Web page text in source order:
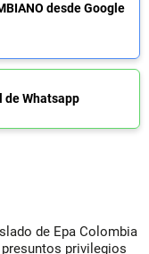
desde Google
de Whatsapp
de Epa Colombia
privilegios